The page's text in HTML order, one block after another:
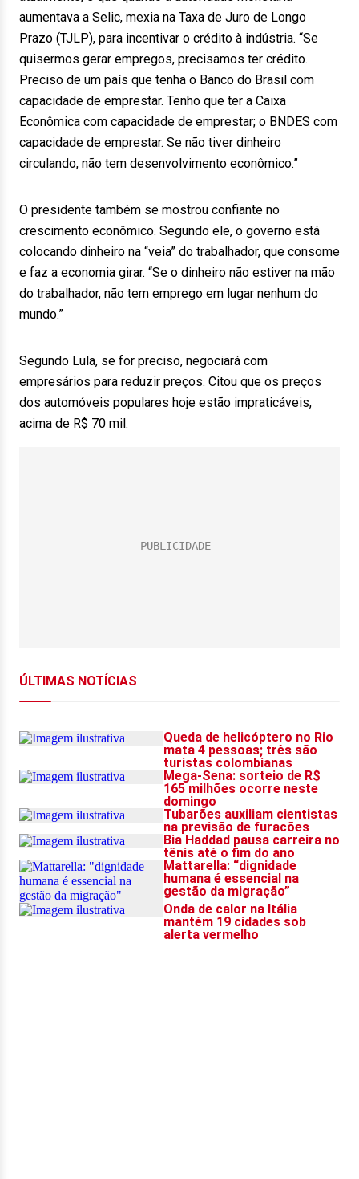
aumentava a Selic, mexia na Taxa de Juro de Longo
Prazo (TJLP), para incentivar o crédito à indústria. “Se
quisermos gerar empregos, precisamos ter crédito.
Preciso de um país que tenha o Banco do Brasil com
capacidade de emprestar. Tenho que ter a Caixa
Econômica com capacidade de emprestar; o BNDES com
capacidade de emprestar. Se não tiver dinheiro
circulando, não tem desenvolvimento econômico.”
O presidente também se mostrou confiante no
crescimento econômico. Segundo ele, o governo está
colocando dinheiro na “veia” do trabalhador, que consome
e faz a economia girar. “Se o dinheiro não estiver na mão
do trabalhador, não tem emprego em lugar nenhum do
mundo.”
Segundo Lula, se for preciso, negociará com
empresários para reduzir preços. Citou que os preços
dos automóveis populares hoje estão impraticáveis,
acima de R$ 70 mil.